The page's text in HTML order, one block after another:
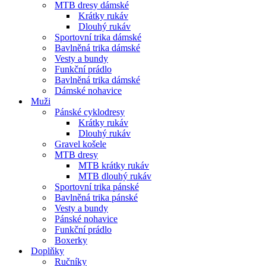
MTB dresy dámské
Krátky rukáv
Dlouhý rukáv
Sportovní trika dámské
Bavlněná trika dámské
Vesty a bundy
Funkční prádlo
Bavlněná trika dámské
Dámské nohavice
Muži
Pánské cyklodresy
Krátky rukáv
Dlouhý rukáv
Gravel košele
MTB dresy
MTB krátky rukáv
MTB dlouhý rukáv
Sportovní trika pánské
Bavlněná trika pánské
Vesty a bundy
Pánské nohavice
Funkční prádlo
Boxerky
Doplňky
Ručníky